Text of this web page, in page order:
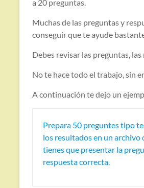
a 20 preguntas.
Muchas de las preguntas y
conseguir que te ayude
Debes revisar las preguntas,
No te hace todo el trabajo, sin
A continuación te dejo un
Prepara 50 preguntes tipo
los resultados en un archivo
tienes que presentar la
respuesta correcta.